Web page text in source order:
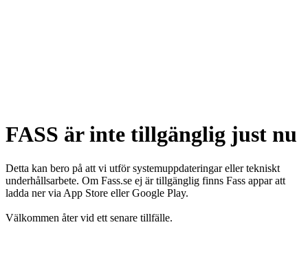
FASS är inte tillgänglig just nu
Detta kan bero på att vi utför systemuppdateringar eller tekniskt
underhållsarbete. Om Fass.se ej är tillgänglig finns Fass appar att
ladda ner via App Store eller Google Play.
Välkommen åter vid ett senare tillfälle.